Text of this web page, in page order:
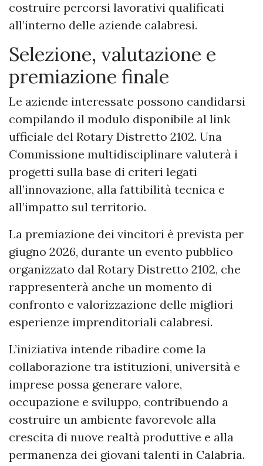
costruire percorsi lavorativi qualificati
all’interno delle aziende calabresi.
Selezione, valutazione e
premiazione finale
Le aziende interessate possono candidarsi
compilando il modulo disponibile al link
ufficiale del Rotary Distretto 2102. Una
Commissione multidisciplinare valuterà i
progetti sulla base di criteri legati
all’innovazione, alla fattibilità tecnica e
all’impatto sul territorio.
La premiazione dei vincitori è prevista per
giugno 2026, durante un evento pubblico
organizzato dal Rotary Distretto 2102, che
rappresenterà anche un momento di
confronto e valorizzazione delle migliori
esperienze imprenditoriali calabresi.
L’iniziativa intende ribadire come la
collaborazione tra istituzioni, università e
imprese possa generare valore,
occupazione e sviluppo, contribuendo a
costruire un ambiente favorevole alla
crescita di nuove realtà produttive e alla
permanenza dei giovani talenti in Calabria.